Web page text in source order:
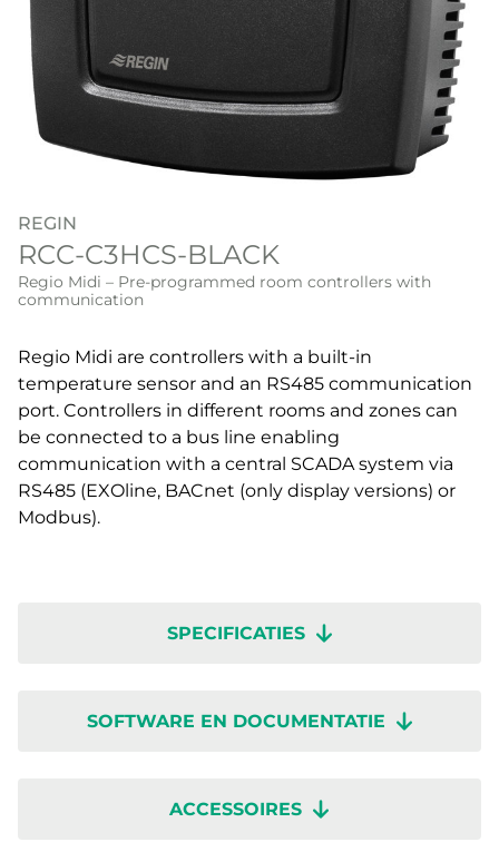
REGIN
RCC-C3HCS-BLACK
Regio Midi – Pre-programmed room controllers with
communication
Regio Midi are controllers with a built-in
temperature sensor and an RS485 communication
port. Controllers in different rooms and zones can
be connected to a bus line enabling
communication with a central SCADA system via
RS485 (EXOline, BACnet (only display versions) or
Modbus).
SPECIFICATIES
SOFTWARE EN DOCUMENTATIE
ACCESSOIRES